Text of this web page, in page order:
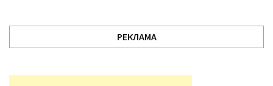
РЕКЛАМА